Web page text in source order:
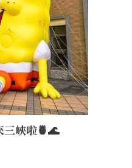
三峽啦🍍🌊